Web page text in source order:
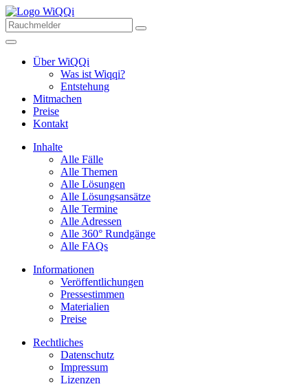
Über WiQQi
Was ist Wiqqi?
Entstehung
Mitmachen
Preise
Kontakt
Inhalte
Alle Fälle
Alle Themen
Alle Lösungen
Alle Lösungsansätze
Alle Termine
Alle Adressen
Alle 360° Rundgänge
Alle FAQs
Informationen
Veröffentlichungen
Pressestimmen
Materialien
Preise
Rechtliches
Datenschutz
Impressum
Lizenzen